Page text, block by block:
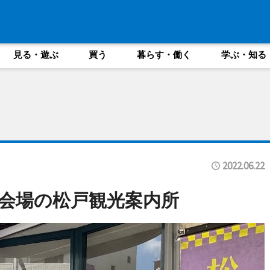
見る・遊ぶ 買う 暮らす・働く 学ぶ・知る
2022.06.22
場の松戸観光案内所